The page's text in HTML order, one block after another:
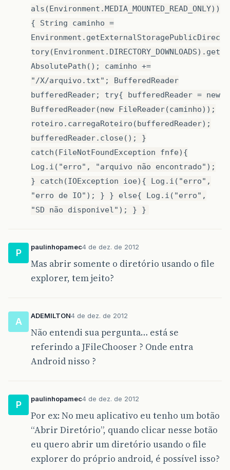
als(Environment.MEDIA_MOUNTED_READ_ONLY))
{ String caminho =
Environment.getExternalStoragePublicDirec
tory(Environment.DIRECTORY_DOWNLOADS).get
AbsolutePath(); caminho +=
"/X/arquivo.txt"; BufferedReader
bufferedReader; try{ bufferedReader = new
BufferedReader(new FileReader(caminho));
roteiro.carregaRoteiro(bufferedReader);
bufferedReader.close(); }
catch(FileNotFoundException fnfe){
Log.i("erro", "arquivo não encontrado");
} catch(IOException ioe){ Log.i("erro",
"erro de IO"); } } else{ Log.i("erro",
"SD não disponivel"); } }
P
paulinhopamec4 de dez. de 2012
Mas abrir somente o diretório usando o file
explorer, tem jeito?
A
ADEMILTON4 de dez. de 2012
Não entendi sua pergunta… está se
referindo a JFileChooser ? Onde entra
Android nisso ?
P
paulinhopamec4 de dez. de 2012
Por ex: No meu aplicativo eu tenho um botão
“Abrir Diretório”, quando clicar nesse botão
eu quero abrir um diretório usando o file
explorer do próprio android, é possível isso?